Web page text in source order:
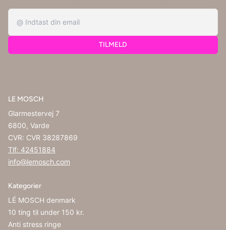
TILMELD
LE MOSCH
Glarmestervej 7
6800, Varde
CVR: CVR 38287869
Tlf: 42451884
info@lemosch.com
Kategorier
LÉ MOSCH denmark
10 ting til under 150 kr.
Anti stress ringe